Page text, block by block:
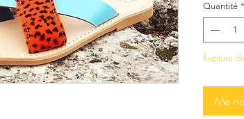
Quantité *
Rupture
Me